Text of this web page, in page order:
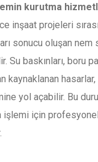
kurutma
inşaat projeleri
sonucu oluşan nem
Su baskınları, boru
kaynaklanan
yol açabilir. Bu
işlemi için